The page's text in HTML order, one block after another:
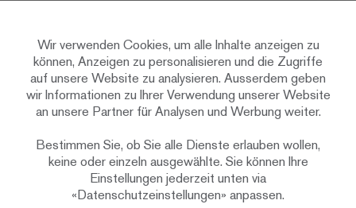
Social Media
Wir verwenden Cookies, um alle Inhalte anzeigen zu
können, Anzeigen zu personalisieren und die Zugriffe
auf unsere Website zu analysieren. Ausserdem geben
wir Informationen zu Ihrer Verwendung unserer Website
an unsere Partner für Analysen und Werbung weiter.
Bestimmen Sie, ob Sie alle Dienste erlauben wollen,
keine oder einzeln ausgewählte. Sie können Ihre
Einstellungen jederzeit unten via
«Datenschutzeinstellungen» anpassen.